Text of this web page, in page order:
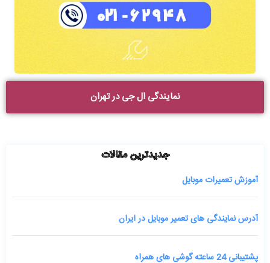
نمایندگی ال جی در تهران
جدیدترین مقالات
آموزش تعمیرات موبایل
آدرس نمایندگی های تعمیر موبایل در ایران
پشتیبانی 24 ساعته گوشی های همراه